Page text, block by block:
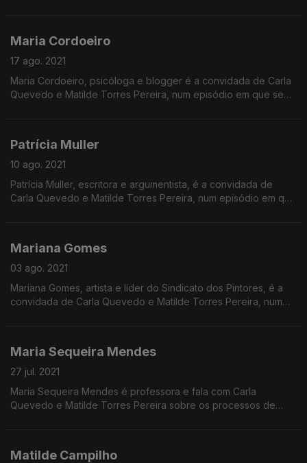
Maria Cordoeiro
17 ago. 2021
Maria Cordoeiro, psicóloga e blogger é a convidada de Carla
Quevedo e Matilde Torres Pereira, num episódio em que se
Patrícia Muller
10 ago. 2021
Patrícia Muller, escritora e argumentista, é a convidada de
Carla Quevedo e Matilde Torres Pereira, num episódio em que
Mariana Gomes
03 ago. 2021
Mariana Gomes, artista e líder do Sindicato dos Pintores, é a
convidada de Carla Quevedo e Matilde Torres Pereira, num
Maria Sequeira Mendes
27 jul. 2021
Maria Sequeira Mendes é professora e fala com Carla
Quevedo e Matilde Torres Pereira sobre os processos de
Matilde Campilho